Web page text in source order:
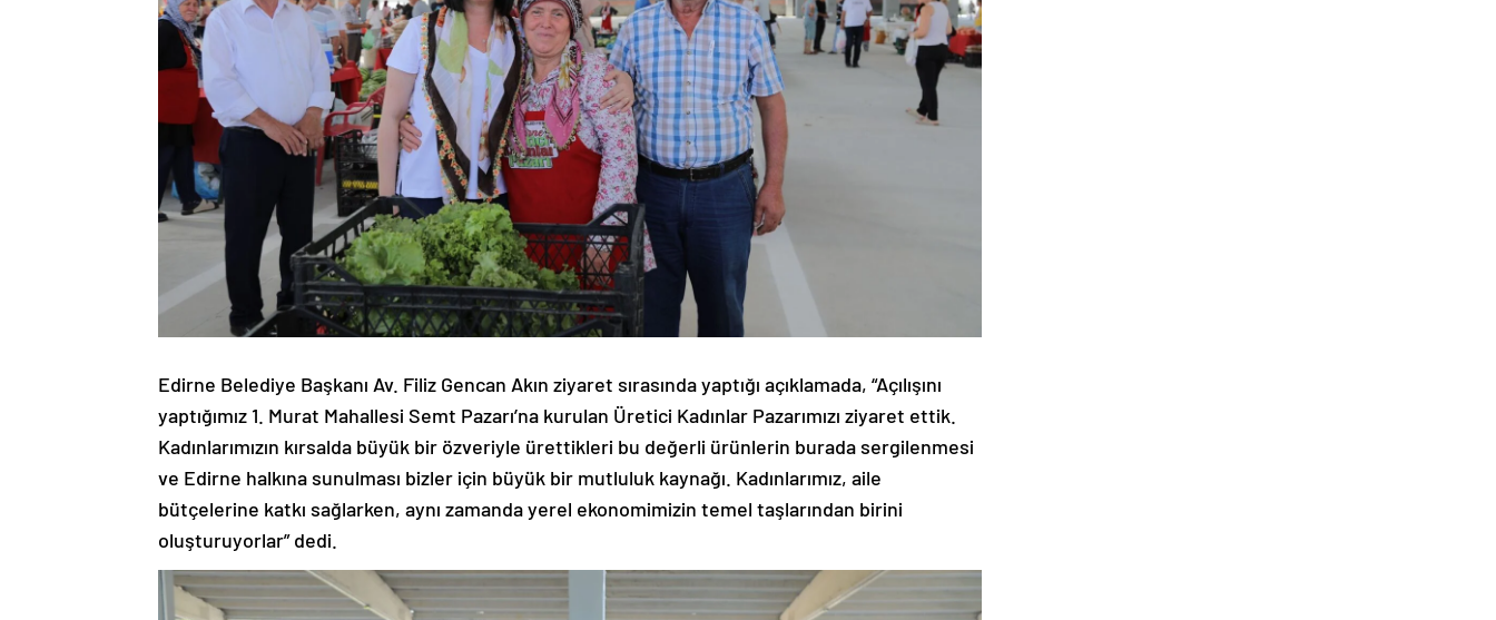
Edirne Belediye Başkanı Av. Filiz Gencan Akın ziyaret sırasında yaptığı açıklamada, “Açılışını
yaptığımız 1. Murat Mahallesi Semt Pazarı’na kurulan Üretici Kadınlar Pazarımızı ziyaret ettik.
Kadınlarımızın kırsalda büyük bir özveriyle ürettikleri bu değerli ürünlerin burada sergilenmesi
ve Edirne halkına sunulması bizler için büyük bir mutluluk kaynağı. Kadınlarımız, aile
bütçelerine katkı sağlarken, aynı zamanda yerel ekonomimizin temel taşlarından birini
oluşturuyorlar” dedi.